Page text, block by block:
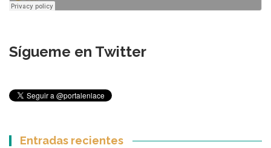
Sígueme en Twitter
Entradas recientes